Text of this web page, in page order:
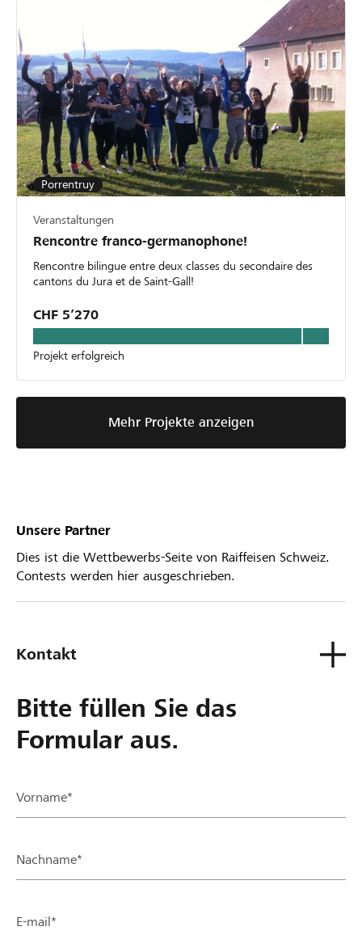
Porrentruy
Veranstaltungen
Rencontre franco-germanophone!
Rencontre bilingue entre deux classes du secondaire des
cantons du Jura et de Saint-Gall!
CHF 5’270
Projekt erfolgreich
Mehr Projekte anzeigen
Unsere Partner
Dies ist die Wettbewerbs-Seite von Raiffeisen Schweiz.
Contests werden hier ausgeschrieben.
Kontakt
Bitte füllen Sie das
Formular aus.
Vorname*
Nachname*
E-mail*